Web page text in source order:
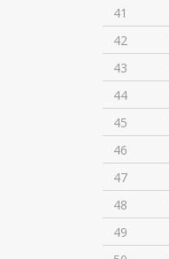
41
42
43
44
45
46
47
48
49